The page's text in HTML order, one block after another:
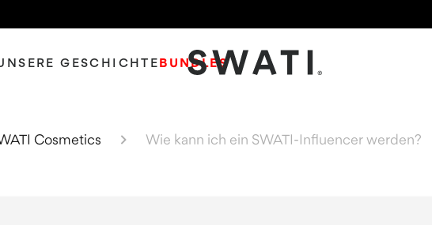
GESCHICHTEBUNDLES
Cosmetics Wie kann ich ein SWATI-Influencer werden?